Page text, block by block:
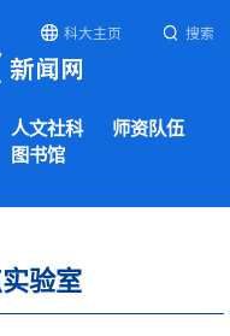
科大主页 搜索
人文社科
师资队伍
图书馆
验室